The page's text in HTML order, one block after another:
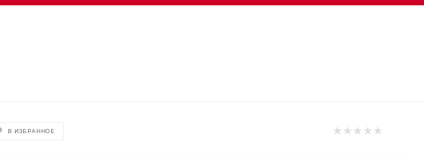
В ИЗБРАННОЕ